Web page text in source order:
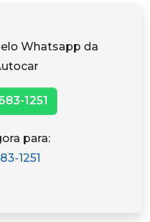
Whatsapp da
1251
para:
1251